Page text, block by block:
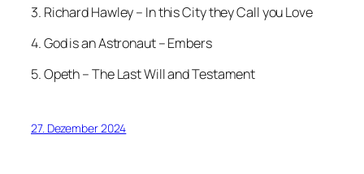
3. Richard Hawley – In this City they Call you Love
4. God is an Astronaut – Embers
5. Opeth – The Last Will and Testament
27. Dezember 2024